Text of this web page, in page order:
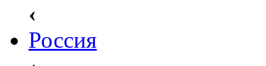
‹
Россия